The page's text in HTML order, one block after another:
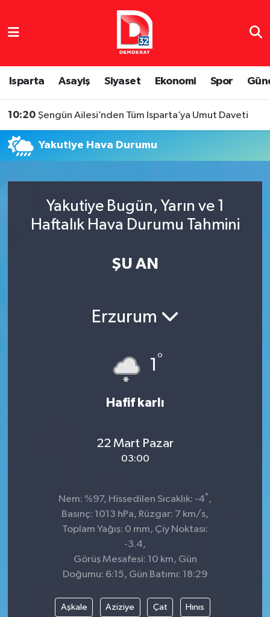
Isparta Asayiş Siyaset Ekonomi Spor
10:20 Şengün Ailesi’nden Tüm Isparta’ya Umut Daveti
Yakutiye Hava Durumu
Yakutiye Bugün, Yarın ve 1
Haftalık Hava Durumu Tahmini
ŞU AN
Erzurum
1 °
Hafif karlı
22 Mart Pazar
03:00
Nem: %97, Hissedilen Sıcaklık: -4°,
Basınç: 1013 hPa, Rüzgar: 7 km/s,
Toplam Yağış: 0 mm, Çiy Noktası:
-3.4,
Görüş Mesafesi: 10 km, Gün
Doğumu: 6:15, Gün Batımı: 18:29
Aşkale Aziziye Çat Hınıs
Isparta Nöbetçi Eczaneler
Isparta Hava Durumu
Tüm Manşetler
Son Dakika Haberleri